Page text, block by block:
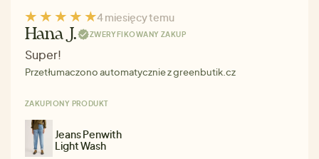
4 miesięcy temu
Hana J. ZWERYFIKOWANY ZAKUP
Super!
Przetłumaczono automatycznie z greenbutik.cz
ZAKUPIONY PRODUKT
Jeans Penwith
Light Wash